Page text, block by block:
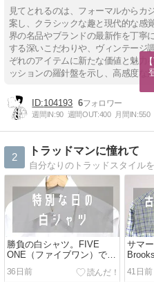
見てとれるのは、フォーマルからカ
案し、クラシックな趣と現代的な感
界の名品やブランドの最新作を丁寧
する深いこだわりや、ヴィンテージ
ぞれのアイテムに新たな価値と魅力
ッションの羅針盤を示し、高感度な
104193 6
週間IN:90 週間OUT:400 月間IN:550
2
トラッドマンに憧れて
勝負の白シャツ。FIVE
ONE（ファイブワン）でオ
ーダーしたロングポイント
カラーシャツをレビュー！
36日前
サマ
スブ
チェ
41日前